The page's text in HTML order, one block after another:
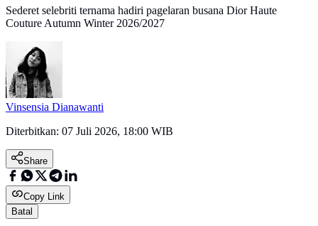
Sederet selebriti ternama hadiri pagelaran busana Dior Haute
Couture Autumn Winter 2026/2027
Vinsensia Dianawanti
Diterbitkan: 07 Juli 2026, 18:00 WIB
Share
Copy Link
Batal